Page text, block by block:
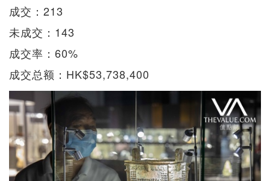
成交：213
未成交：143
成交率：60%
成交总额：HK$53,738,400